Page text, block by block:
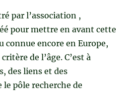
par l’association ,
pour mettre en avant cette
connue encore en Europe,
de l’âge. C’est à
des liens et des
pôle recherche de